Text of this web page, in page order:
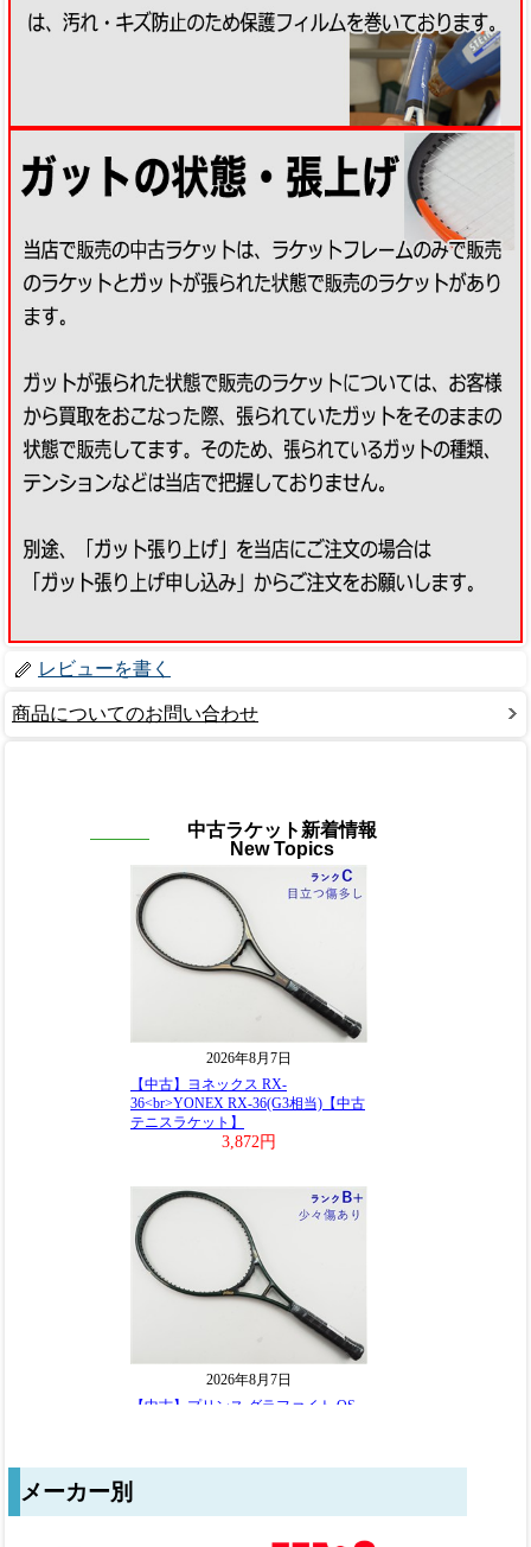
レビューを書く
商品についてのお問い合わせ
中古ラケット新着情報
New Topics
メーカー別